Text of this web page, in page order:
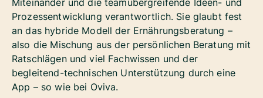
Miteinander und die teamübergreifende Ideen- und
Prozessentwicklung verantwortlich. Sie glaubt fest
an das hybride Modell der Ernährungsberatung –
also die Mischung aus der persönlichen Beratung mit
Ratschlägen und viel Fachwissen und der
begleitend-technischen Unterstützung durch eine
App – so wie bei Oviva.